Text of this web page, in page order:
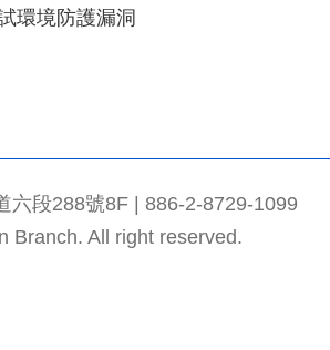
環境防護漏洞
六段288號8F | 886-2-8729-1099
Branch. All right reserved.